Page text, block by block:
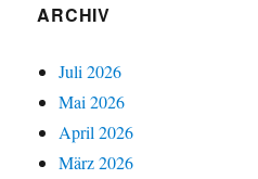
ARCHIV
Juli 2026
Mai 2026
April 2026
März 2026